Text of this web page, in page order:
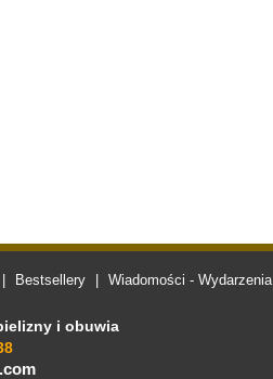
Bestsellery Wiadomości - Wydarzenia
i obuwia